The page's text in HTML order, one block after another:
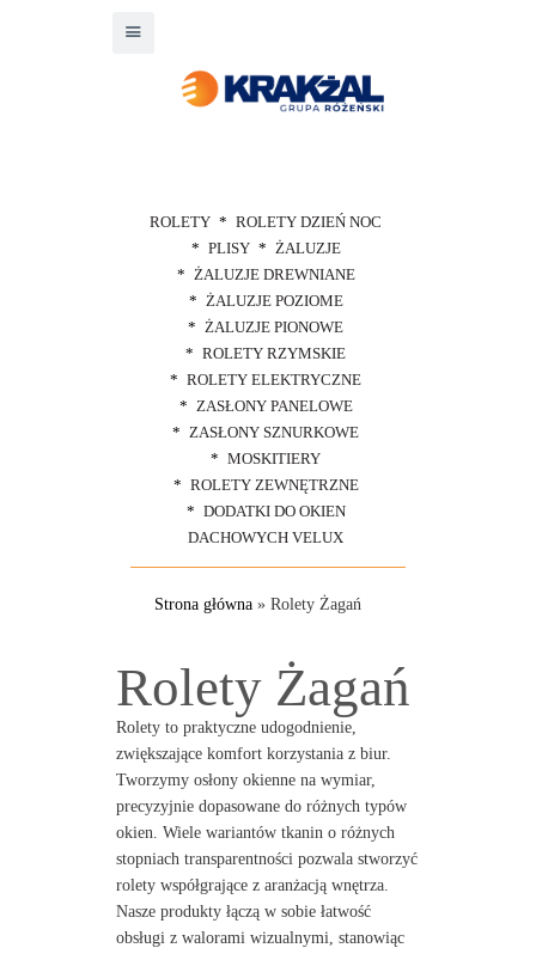
ROLETY
ROLETY DZIEŃ NOC
PLISY
ŻALUZJE
ŻALUZJE DREWNIANE
ŻALUZJE POZIOME
ŻALUZJE PIONOWE
ROLETY RZYMSKIE
ROLETY ELEKTRYCZNE
ZASŁONY PANELOWE
ZASŁONY SZNURKOWE
MOSKITIERY
ROLETY ZEWNĘTRZNE
DODATKI DO OKIEN
DACHOWYCH VELUX
Strona główna » Rolety Żagań
Rolety Żagań
Rolety to praktyczne udogodnienie,
zwiększające komfort korzystania z biur.
Tworzymy osłony okienne na wymiar,
precyzyjnie dopasowane do różnych typów
okien. Wiele wariantów tkanin o różnych
stopniach transparentności pozwala stworzyć
rolety współgrające z aranżacją wnętrza.
Nasze produkty łączą w sobie łatwość
obsługi z walorami wizualnymi, stanowiąc